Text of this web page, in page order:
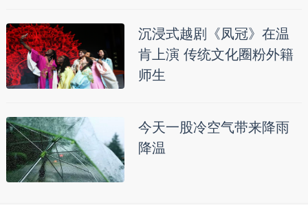
沉浸式越剧《凤冠》在温
肯上演 传统文化圈粉外籍
师生
今天一股冷空气带来降雨
降温